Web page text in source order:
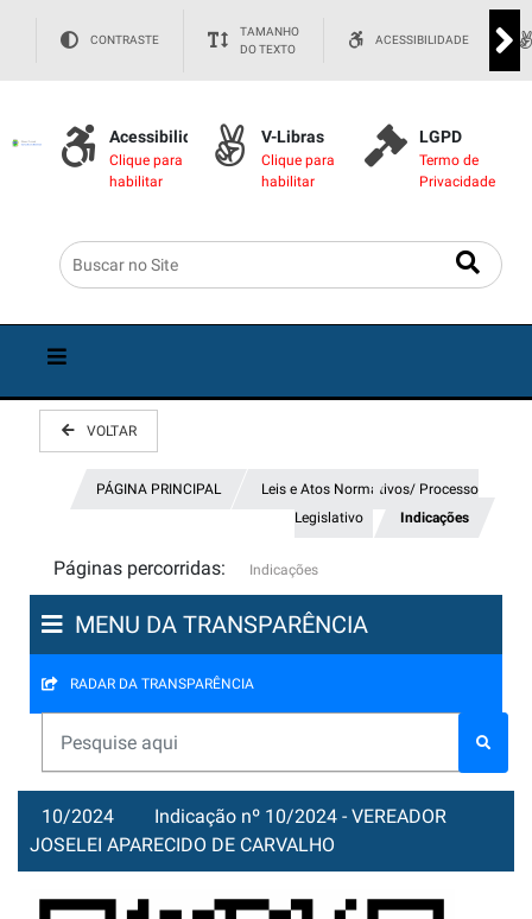
CONTRASTE
TAMANHO
DO TEXTO
ACESSIBILIDADE
Acessibilidade
Clique para
habilitar
V-Libras
Clique para
habilitar
LGPD
Termo de
Privacidade
VOLTAR
PÁGINA PRINCIPAL
Leis e Atos Normativos/ Processo
Legislativo
Indicações
Páginas percorridas: Indicações
MENU DA TRANSPARÊNCIA
RADAR DA TRANSPARÊNCIA
10/2024
Indicação nº 10/2024 - VEREADOR
JOSELEI APARECIDO DE CARVALHO